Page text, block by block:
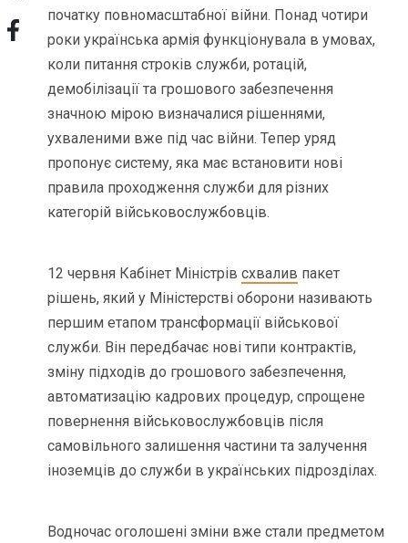
початку повномасштабної війни. Понад чотири
роки українська армія функціонувала в умовах,
коли питання строків служби, ротацій,
демобілізації та грошового забезпечення
значною мірою визначалися рішеннями,
ухваленими вже під час війни. Тепер уряд
пропонує систему, яка має встановити нові
правила проходження служби для різних
категорій військовослужбовців.
12 червня Кабінет Міністрівсхвалив пакет
рішень, який у Міністерстві оборони називають
першим етапом трансформації військової
служби. Він передбачає нові типи контрактів,
зміну підходів до грошового забезпечення,
автоматизацію кадрових процедур, спрощене
повернення військовослужбовців після
самовільного залишення частини та залучення
іноземців до служби в українських підрозділах.
Водночас оголошені зміни вже стали предметом